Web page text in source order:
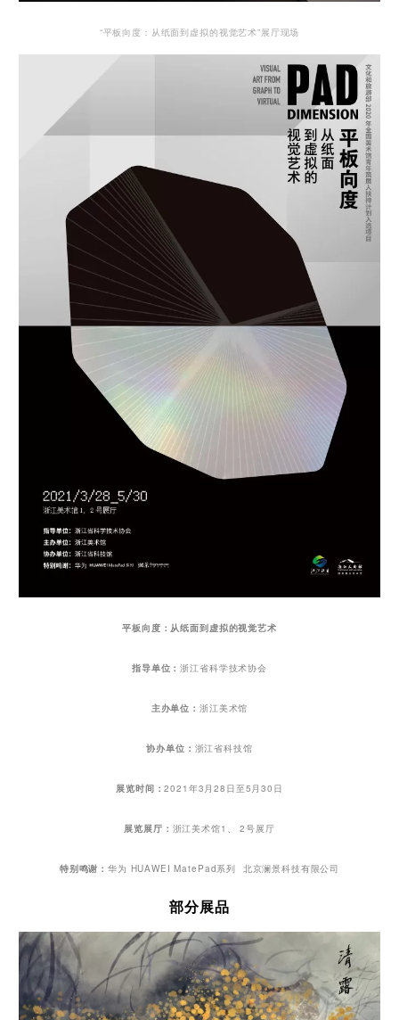
“平板向度：从纸面到虚拟的视觉艺术”展厅现场
平板向度：从纸面到虚拟的视觉艺术
指导单位：浙江省科学技术协会
主办单位： 浙江美术馆
协办单位： 浙江省科技馆
展览时间：2021年3月28日至5月30日
展览展厅： 浙江美术馆1、 2号展厅
特别鸣谢：华为 HUAWEI MatePad系列 北京澜景科技有限公司
部分展品